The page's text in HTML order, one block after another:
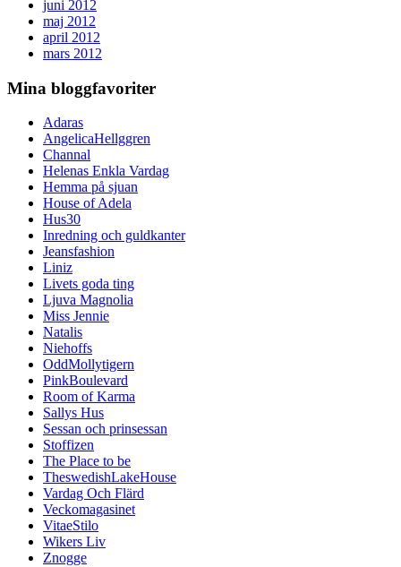
juni 2012
maj 2012
april 2012
mars 2012
Mina bloggfavoriter
Adaras
AngelicaHellggren
Channal
Helenas Enkla Vardag
Hemma på sjuan
House of Adela
Hus30
Inredning och guldkanter
Jeansfashion
Liniz
Livets goda ting
Ljuva Magnolia
Miss Jennie
Natalis
Niehoffs
OddMollytigern
PinkBoulevard
Room of Karma
Sallys Hus
Sessan och prinsessan
Stoffizen
The Place to be
TheswedishLakeHouse
Vardag Och Flärd
Veckomagasinet
VitaeStilo
Wikers Liv
Znogge